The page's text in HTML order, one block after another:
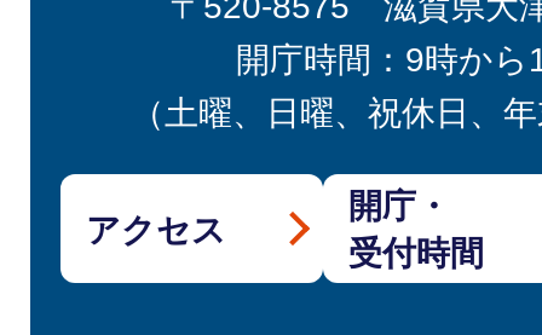
開庁時間：9時から
（土曜、日曜、祝休日、
アクセス
開庁・
受付時間